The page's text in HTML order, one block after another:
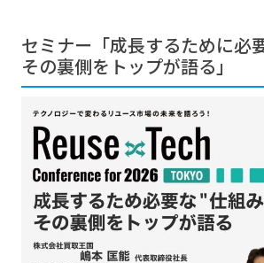
セミナー「成長するために必
その裏側をトップが語る」